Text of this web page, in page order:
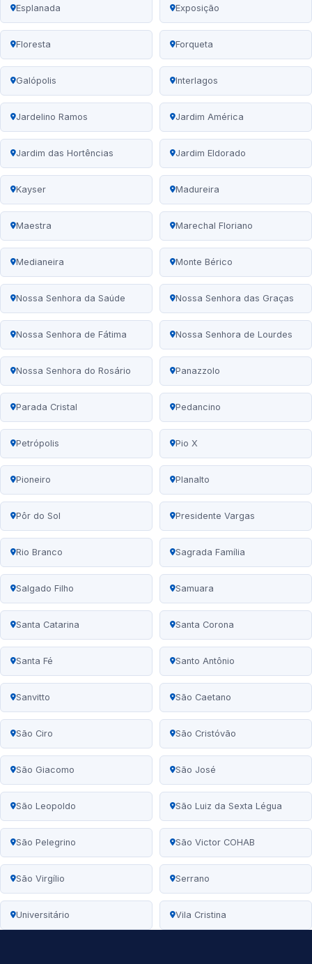
Esplanada Exposição
Floresta Forqueta
Galópolis Interlagos
Jardelino Ramos Jardim América
Jardim das Hortências Jardim Eldorado
Kayser Madureira
Maestra Marechal Floriano
Medianeira Monte Bérico
Nossa Senhora da Saúde Nossa Senhora das Graças
Nossa Senhora de Fátima Nossa Senhora de Lourdes
Nossa Senhora do Rosário Panazzolo
Parada Cristal Pedancino
Petrópolis Pio X
Pioneiro Planalto
Pôr do Sol Presidente Vargas
Rio Branco Sagrada Família
Salgado Filho Samuara
Santa Catarina Santa Corona
Santa Fé Santo Antônio
Sanvitto São Caetano
São Ciro São Cristóvão
São Giacomo São José
São Leopoldo São Luiz da Sexta Légua
São Pelegrino São Victor COHAB
São Virgílio Serrano
Universitário Vila Cristina